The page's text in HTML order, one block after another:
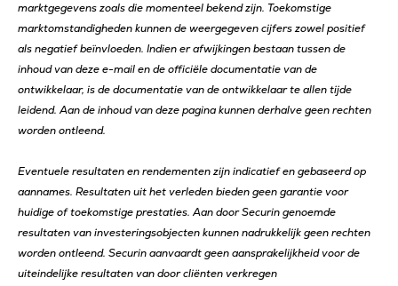
marktgegevens zoals die momenteel bekend zijn. Toekomstige
marktomstandigheden kunnen de weergegeven cijfers zowel positief
als negatief beïnvloeden. Indien er afwijkingen bestaan tussen de
inhoud van deze e-mail en de officiële documentatie van de
ontwikkelaar, is de documentatie van de ontwikkelaar te allen tijde
leidend. Aan de inhoud van deze pagina kunnen derhalve geen rechten
worden ontleend.
Eventuele resultaten en rendementen zijn indicatief en gebaseerd op
aannames. Resultaten uit het verleden bieden geen garantie voor
huidige of toekomstige prestaties. Aan door Securin genoemde
resultaten van investeringsobjecten kunnen nadrukkelijk geen rechten
worden ontleend. Securin aanvaardt geen aansprakelijkheid voor de
uiteindelijke resultaten van door cliënten verkregen